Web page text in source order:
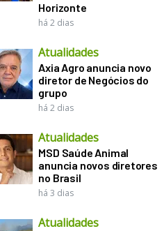
Horizonte
há 2 dias
Atualidades
Axia Agro anuncia novo
diretor de Negócios do
grupo
há 2 dias
Atualidades
MSD Saúde Animal
anuncia novos diretores
no Brasil
há 3 dias
Atualidades